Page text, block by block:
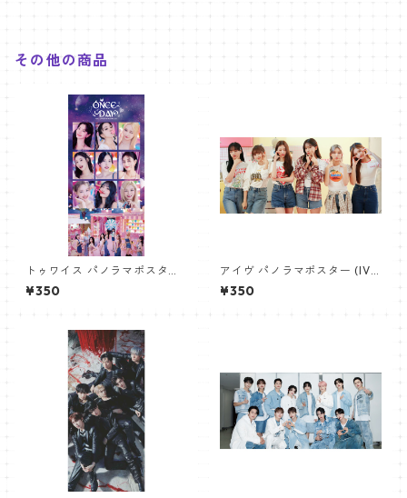
その他の商品
トゥワイス パノラマポスター
(TWICE Poster) 700*330m
m 【Twice-03】
¥350
アイヴ パノラマポスター (IVE
Poster) 700*330mm 【IVE-
02】
¥350